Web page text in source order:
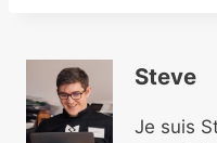
Steve
Je suis